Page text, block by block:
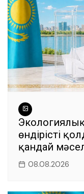
өндірісті
қандай
08.08.2026